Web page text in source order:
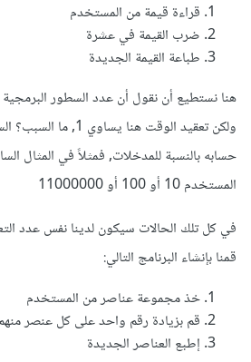
قراءة قيمة من المستخدم
ضرب القيمة في عشرة
طباعة القيمة الجديدة
هنا نستطيع أن نقول أن عدد السطور
ولكن تعقيد الوقت هنا
حسابه بالنسبة للمدخلات, فمثلاً في المثال
المستخدم 10 أو 100 أو 11000000
في كل تلك الحالات سيكون لدينا نفس عدد
قمنا بإنشاء البرنامج التالي:
خذ مجموعة عناصر من المستخدم
قم بزيادة رقم واحد على كل عنصر منهم
إطبع العناصر الجديدة